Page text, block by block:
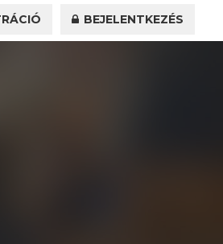
BEJELENTKEZÉS